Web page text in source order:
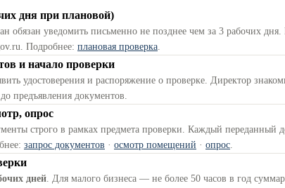
дня при плановой)
обязан уведомить письменно не позднее чем за 3 рабочих
Подробнее: плановая проверка.
и начало проверки
удостоверения и распоряжение о проверке. Директор
предъявления документов.
опрос
строго в рамках предмета проверки. Каждый
запрос документов · осмотр помещений · опрос.
дней. Для малого бизнеса — не более 50 часов в год